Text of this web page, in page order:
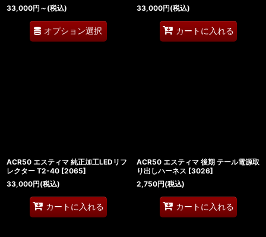
33,000円 ～ (税込)
オプション選択
33,000円(税込)
カートに入れる
ACR50 エスティマ 純正加工LEDリフ
レクター T2-40 [2065]
33,000円(税込)
カートに入れる
ACR50 エスティマ 後期 テール電源取
り出しハーネス [3026]
2,750円(税込)
カートに入れる